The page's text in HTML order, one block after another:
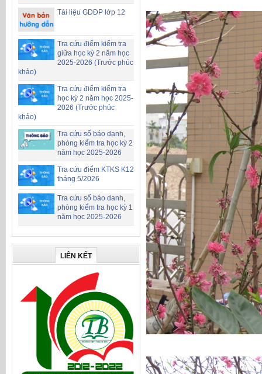
Tài liệu GDĐP lớp 12
Tra cứu điểm kiểm tra
giữa học kỳ 2 năm học
2025-2026 (Trước phúc
khảo)
Tra cứu điểm kiểm tra
học kỳ 2 năm học 2025-
2026 (Trước phúc
khảo)
Tra cứu số báo danh,
phòng kiểm tra học kỳ 2
năm học 2025-2026
Tra cứu điểm KTKS K12
tháng 5/2026
Tra cứu số báo danh,
phòng kiểm tra học kỳ 1
năm học 2025-2026
LIÊN KẾT